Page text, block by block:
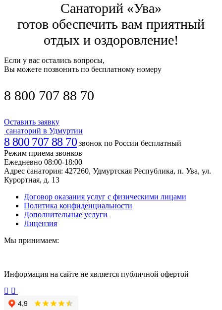
Санаторий «Ува»
готов обеспечить вам приятный
отдых и оздоровление!
Если у вас остались вопросы,
Вы можете позвонить по бесплатному номеру
8 800 707 88 70
Оставить заявку
санаторий в Удмуртии
8 800 707 88 70 звонок по России бесплатный
Режим приема звонков
Ежедневно 08:00-18:00
Адрес санатория: 427260, Удмуртская Республика, п. Ува, ул.
Курортная, д. 13
Договор оказания услуг с физическими лицами
Политика конфиденциальности
Дополнительные услуги
Лицензия
Мы принимаем:
Информация на сайте не является публичной офертой